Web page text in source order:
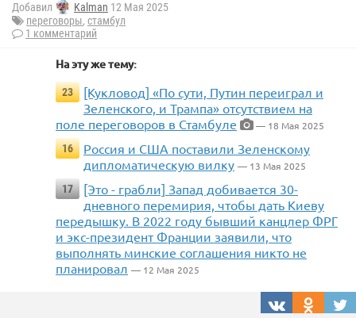
Добавил Kalman 12 Мая 2025
переговоры, стамбул
1 комментарий
На эту же тему:
23
[Кукловод] «По сути, Путин переиграл и
Зеленского, и Трампа» отсутствием на
поле переговоров в Стамбуле
— 18 Мая 2025
16
Россия и США поставили Зеленскому
дипломатическую вилку — 13 Мая 2025
17
[Это - грабли] Запад добивается 30-
дневного перемирия, чтобы дать Киеву
передышку. В 2022 году бывший канцлер ФРГ
и экс-президент Франции заявили, что
выполнять минские соглашения никто не
планировал — 12 Мая 2025